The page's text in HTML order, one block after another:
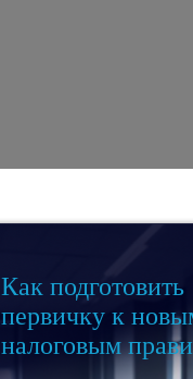
Как подготовить
первичку к
налоговым